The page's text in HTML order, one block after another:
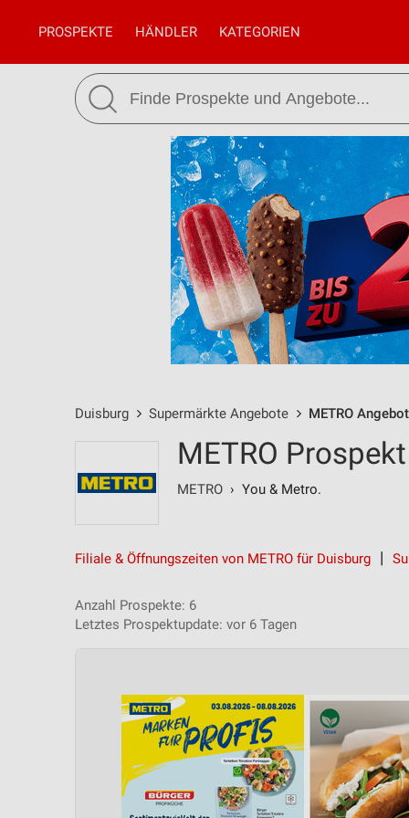
PROSPEKTE HÄNDLER KATEGORIEN
Duisburg Supermärkte Angebote METRO
METRO
METRO › You & Metro.
Filiale & Öffnungszeiten von METRO für Duisburg
Anzahl Prospekte: 6
Letztes Prospektupdate: vor 6 Tagen